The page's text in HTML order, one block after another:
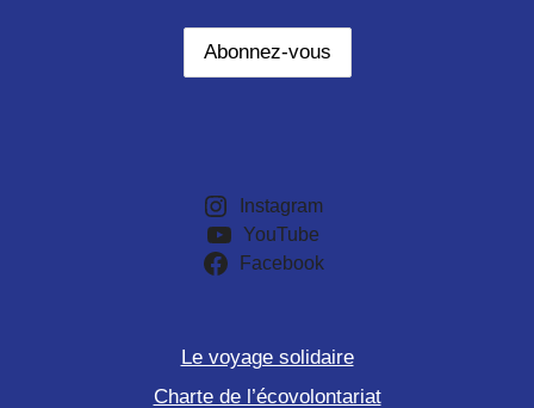
Instagram
YouTube
Facebook
Le voyage solidaire
Charte de l’écovolontariat